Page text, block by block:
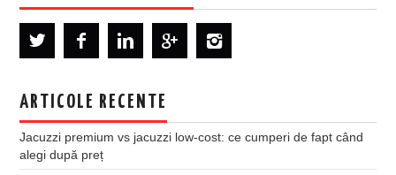
ARTICOLE RECENTE
Jacuzzi premium vs jacuzzi low-cost: ce cumperi de fapt când
alegi după preț